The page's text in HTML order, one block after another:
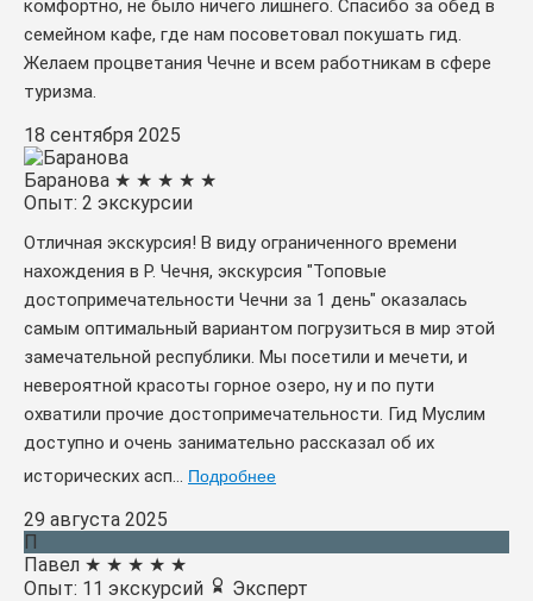
комфортно, не было ничего лишнего. Спасибо за обед в
семейном кафе, где нам посоветовал покушать гид.
Желаем процветания Чечне и всем работникам в сфере
туризма.
18 сентября 2025
Баранова ★ ★ ★ ★ ★
Опыт: 2 экскурсии
Отличная экскурсия! В виду ограниченного времени
нахождения в Р. Чечня, экскурсия "Топовые
достопримечательности Чечни за 1 день" оказалась
самым оптимальный вариантом погрузиться в мир этой
замечательной республики. Мы посетили и мечети, и
невероятной красоты горное озеро, ну и по пути
охватили прочие достопримечательности. Гид Муслим
доступно и очень занимательно рассказал об их
исторических асп...
Подробнее
29 августа 2025
П
Павел ★ ★ ★ ★ ★
Опыт: 11 экскурсий
Эксперт